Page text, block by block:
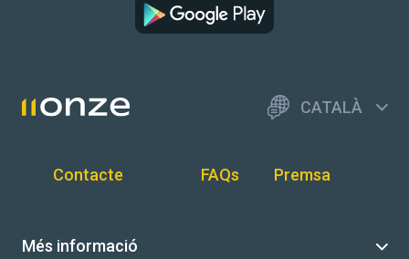
CATALÀ
Contacte FAQs Premsa
Més informació